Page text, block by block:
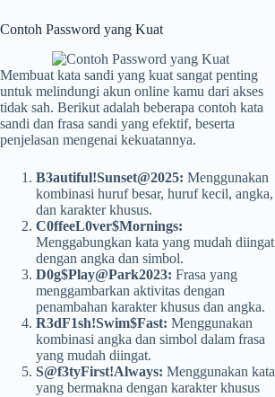
Contoh Password yang Kuat
Membuat kata sandi yang kuat sangat penting
untuk melindungi akun online kamu dari akses
tidak sah. Berikut adalah beberapa contoh kata
sandi dan frasa sandi yang efektif, beserta
penjelasan mengenai kekuatannya.
B3autiful!Sunset@2025: Menggunakan
kombinasi huruf besar, huruf kecil, angka,
dan karakter khusus.
C0ffeeL0ver$Mornings:
Menggabungkan kata yang mudah diingat
dengan angka dan simbol.
D0g$Play@Park2023: Frasa yang
menggambarkan aktivitas dengan
penambahan karakter khusus dan angka.
R3dF1sh!Swim$Fast: Menggunakan
kombinasi angka dan simbol dalam frasa
yang mudah diingat.
S@f3tyFirst!Always: Menggunakan kata
yang bermakna dengan karakter khusus